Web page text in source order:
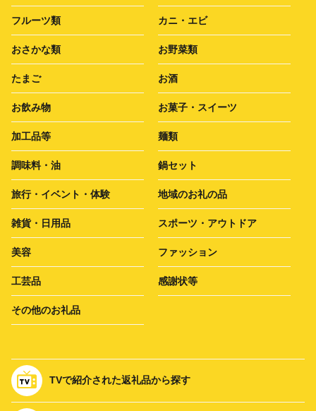
フルーツ類 カニ・エビ
おさかな類 お野菜類
たまご お酒
お飲み物 お菓子・スイーツ
加工品等 麺類
調味料・油 鍋セット
旅行・イベント・体験 地域のお礼の品
雑貨・日用品 スポーツ・アウトドア
美容 ファッション
工芸品 感謝状等
その他のお礼品
TVで紹介された返礼品から探す